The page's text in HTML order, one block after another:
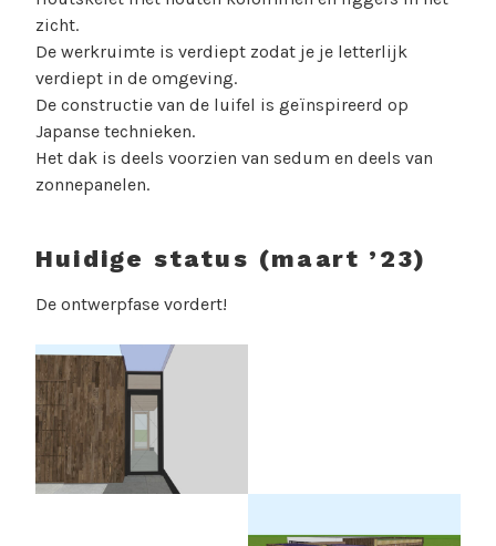
zicht.
De werkruimte is verdiept zodat je je letterlijk
verdiept in de omgeving.
De constructie van de luifel is geïnspireerd op
Japanse technieken.
Het dak is deels voorzien van sedum en deels van
zonnepanelen.
Huidige status (maart ’23)
De ontwerpfase vordert!